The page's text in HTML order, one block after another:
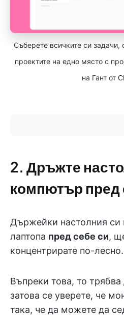
Съберете всичките си задачи,
проектите на едно място с
на Гант от
2. Дръжте
компютър пред
Държейки настолния
лаптопа пред себе си,
концентрирате по-лесно.
Въпреки това, то
затова се уверете, че
така, че да можете да